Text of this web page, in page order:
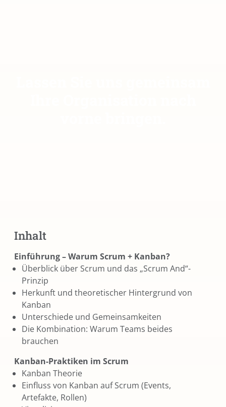
Inhalt
Einführung – Warum Scrum + Kanban?
Überblick über Scrum und das „Scrum And“-
Prinzip
Herkunft und theoretischer Hintergrund von
Kanban
Unterschiede und Gemeinsamkeiten
Die Kombination: Warum Teams beides
brauchen
Kanban-Praktiken im Scrum
Kanban Theorie
Einfluss von Kanban auf Scrum (Events,
Artefakte, Rollen)